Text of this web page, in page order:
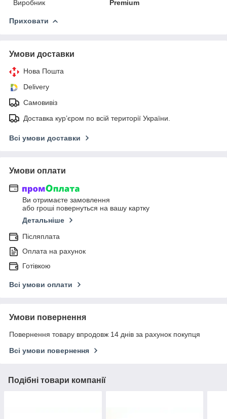
Виробник
Premium
Приховати
Умови доставки
Нова Пошта
Delivery
Самовивіз
Доставка кур’єром по всій території України.
Всі умови доставки
Умови оплати
Ви отримаєте замовлення
або гроші повернуться на вашу картку
Детальніше
Післяплата
Оплата на рахунок
Готівкою
Всі умови оплати
Умови повернення
Повернення товару впродовж 14 днів за рахунок покупця
Всі умови повернення
Подібні товари компанії